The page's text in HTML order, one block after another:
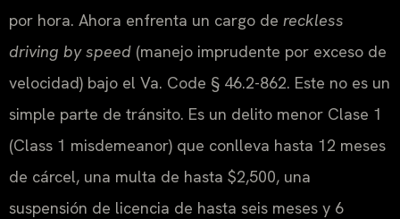
por hora. Ahora enfrenta un cargo de reckless
driving by speed (manejo imprudente por exceso de
velocidad) bajo el Va. Code § 46.2-862. Este no es un
simple parte de tránsito. Es un delito menor Clase 1
(Class 1 misdemeanor) que conlleva hasta 12 meses
de cárcel, una multa de hasta $2,500, una
suspensión de licencia de hasta seis meses y 6